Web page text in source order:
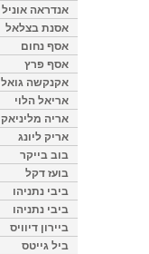
אנדראה אוניל
אסנת בצלאל
אסף נחום
אסף פרץ
אקנקשה גואל
אריאל הלוי
אריה מליניאק
אריק ליונג
בוב בייקר
בועז דקל
ביבי נתניהו
ביבי נתניהו
ביירון דיוויס
ביל גייטס